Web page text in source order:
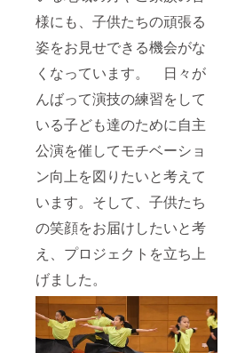
様にも、子供たちの頑張る
姿をお見せできる機会がな
くなっています。 日々が
んばって演技の練習をして
いる子ども達のために自主
公演を催してモチベーショ
ン向上を図りたいと考えて
います。そして、子供たち
の笑顔をお届けしたいと考
え、プロジェクトを立ち上
げました。